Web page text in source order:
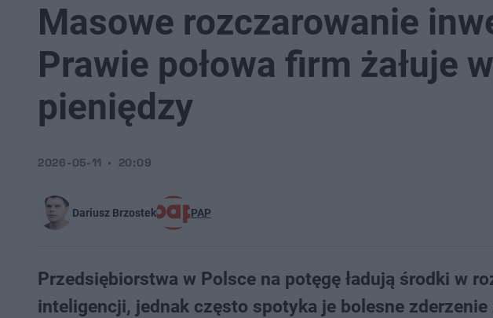
Masowe rozczarowanie
Prawie połowa firm żałuje
pieniędzy
Dariusz Brzostek PAP
2026-05-11 20:09
Przedsiębiorstwa w Polsce na potęgę ładują środki w
inteligencji, jednak często spotyka je bolesne